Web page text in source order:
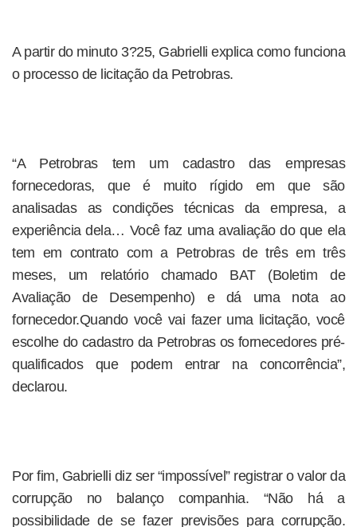
A partir do minuto 3?25, Gabrielli explica como funciona
o processo de licitação da Petrobras.
“A Petrobras tem um cadastro das empresas
fornecedoras, que é muito rígido em que são
analisadas as condições técnicas da empresa, a
experiência dela… Você faz uma avaliação do que ela
tem em contrato com a Petrobras de três em três
meses, um relatório chamado BAT (Boletim de
Avaliação de Desempenho) e dá uma nota ao
fornecedor.Quando você vai fazer uma licitação, você
escolhe do cadastro da Petrobras os fornecedores pré-
qualificados que podem entrar na concorrência”,
declarou.
Por fim, Gabrielli diz ser “impossível” registrar o valor da
corrupção no balanço companhia. “Não há a
possibilidade de se fazer previsões para corrupção.